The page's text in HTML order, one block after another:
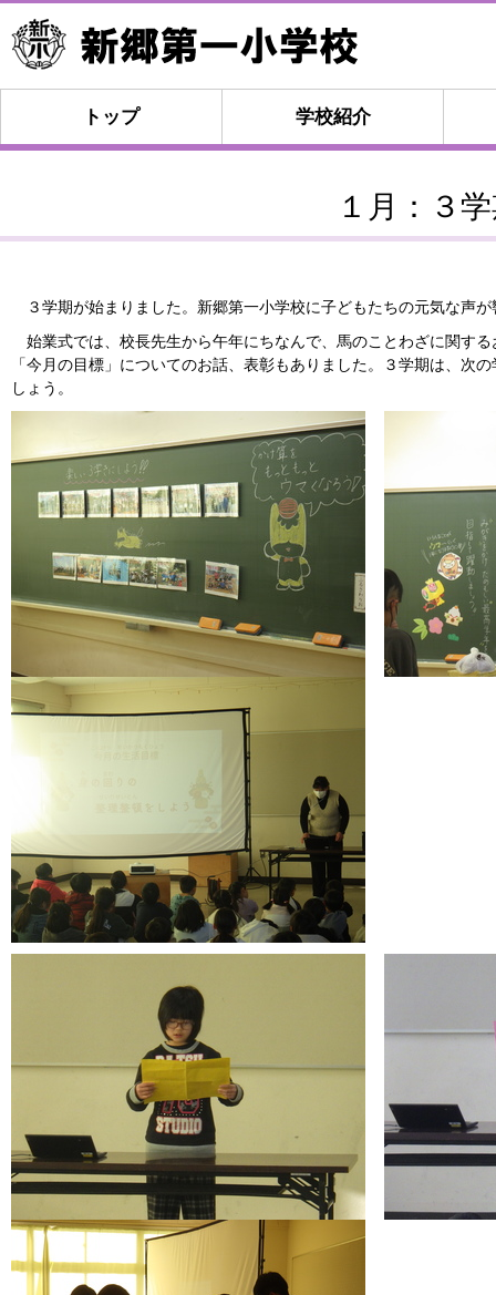
トップ 学校紹介
１月：３
３学期が始まりました。新郷第一小学校に子どもたちの元気な声
始業式では、校長先生から午年にちなんで、馬のことわざに関す
「今月の目標」についてのお話、表彰もありました。３学期は、次
しょう。